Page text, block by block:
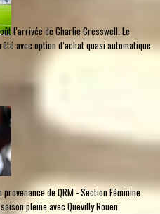
l’arrivée de Charlie Cresswell. Le
avec option d’achat quasi automatique
de QRM - Section Féminine.
pleine avec Quevilly Rouen